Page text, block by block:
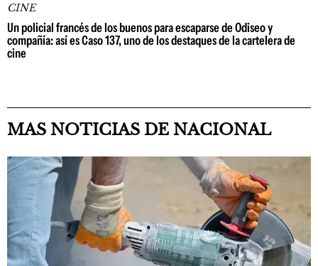
CINE
Un policial francés de los buenos para escaparse de Odiseo y
compañía: así es Caso 137, uno de los destaques de la cartelera de
cine
MAS NOTICIAS DE NACIONAL